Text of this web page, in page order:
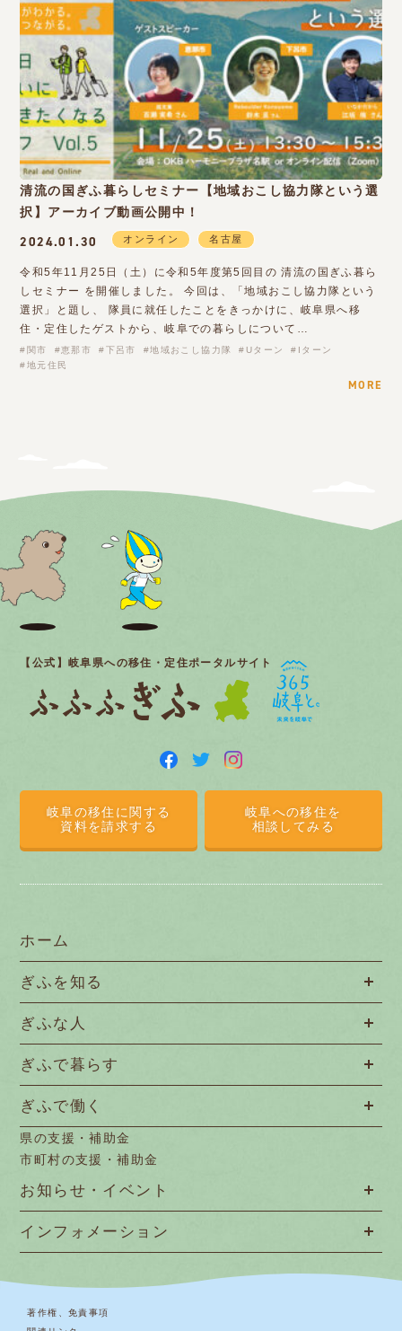
清流の国ぎふ暮らしセミナー【地域おこし協力隊という選
択】アーカイブ動画公開中！
2024.01.30 オンライン 名古屋
令和5年11月25日（土）に令和5年度第5回目の 清流の国ぎふ暮ら
しセミナー を開催しました。 今回は、「地域おこし協力隊という
選択」と題し、 隊員に就任したことをきっかけに、岐阜県へ移
住・定住したゲストから、岐阜での暮らしについて…
関市 恵那市 下呂市 地域おこし協力隊 Uターン
Iターン
地元住民
MORE
【公式】岐阜県への移住・定住ポータルサイト
岐阜の移住に関する
資料を請求する
岐阜への移住を
相談してみる
ホーム
ぎふを知る
ぎふな人
ぎふで暮らす
ぎふで働く
県の支援・補助金
市町村の支援・補助金
お知らせ・イベント
インフォメーション
著作権、免責事項